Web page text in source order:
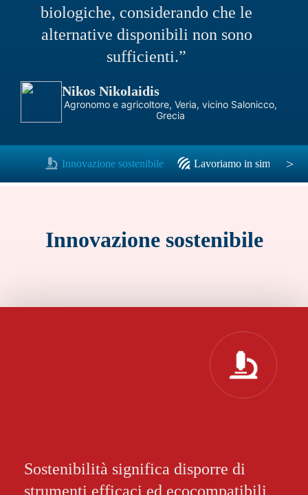
biologiche, considerando che le
alternative disponibili non sono
sufficienti.”
Nikos Nikolaidis
Agronomo e agricoltore, Veria, vicino Salonicco,
Grecia
Innovazione sostenibile Lavoriamo in simbiosi>
Innovazione sostenibile
Sostenibilità significa disporre di
strumenti efficaci ed ecocompatibili